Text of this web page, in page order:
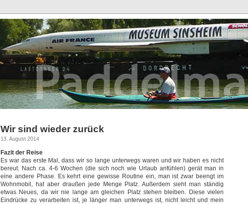
Wir sind wieder zurück
13. August 2014
Fazit der Reise
Es war das erste Mal, dass wir so lange unterwegs waren und wir haben es nicht
bereut. Nach ca. 4-6 Wochen (die sich noch wie Urlaub anfühlen) gerät man in
eine andere Phase. Es kehrt eine gewisse Routine ein, man ist zwar beengt im
Wohnmobil, hat aber draußen jede Menge Platz. Außerdem sieht man ständig
etwas Neues, da wir nie lange am gleichen Platz stehen bleiben. Diese vielen
Eindrücke zu verarbeiten ist, je länger man unterwegs ist, nicht leicht und mein